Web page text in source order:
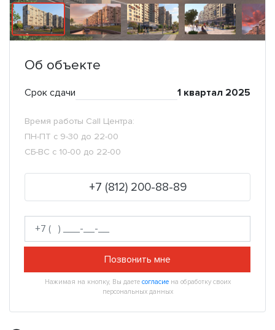
Об объекте
Срок сдачи 1 квартал 2025
Время работы Call Центра:
ПН-ПТ с 9-30 до 22-00
СБ-ВС с 10-00 до 22-00
+7 (812) 200-88-89
Позвонить мне
Нажимая на кнопку, Вы даете согласиена обработку своих
персональных данных